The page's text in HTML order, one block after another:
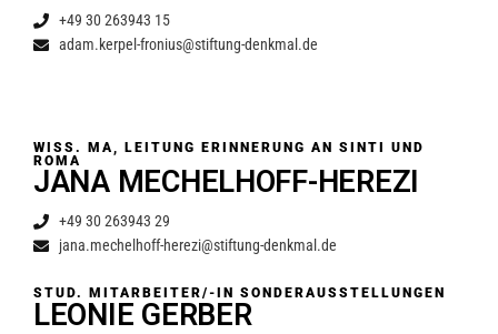
+49 30 263943 15
adam.kerpel-fronius@stiftung-denkmal.de
WISS. MA, LEITUNG ERINNERUNG AN SINTI UND
ROMA
JANA MECHELHOFF-HEREZI
+49 30 263943 29
jana.mechelhoff-herezi@stiftung-denkmal.de
STUD. MITARBEITER/-IN SONDERAUSSTELLUNGEN
LEONIE GERBER